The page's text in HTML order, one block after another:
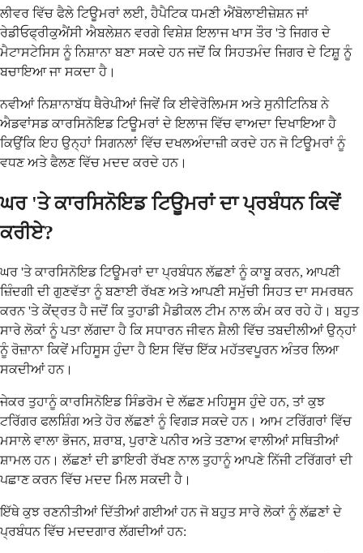
ਲੀਵਰ ਵਿੱਚ ਫੈਲੇ ਟਿਊਮਰਾਂ ਲਈ, ਹੈਪੈਟਿਕ ਧਮਣੀ ਐਂਬੋਲਾਈਜ਼ੇਸ਼ਨ ਜਾਂ
ਰੇਡੀਓਫ੍ਰੀਕੁਐਂਸੀ ਐਬਲੇਸ਼ਨ ਵਰਗੇ ਵਿਸ਼ੇਸ਼ ਇਲਾਜ ਖਾਸ ਤੌਰ 'ਤੇ ਜਿਗਰ ਦੇ
ਮੈਟਾਸਟੇਸਿਸ ਨੂੰ ਨਿਸ਼ਾਨਾ ਬਣਾ ਸਕਦੇ ਹਨ ਜਦੋਂ ਕਿ ਸਿਹਤਮੰਦ ਜਿਗਰ ਦੇ ਟਿਸ਼ੂ ਨੂੰ
ਬਚਾਇਆ ਜਾ ਸਕਦਾ ਹੈ।
ਨਵੀਆਂ ਨਿਸ਼ਾਨਾਬੱਧ ਥੈਰੇਪੀਆਂ ਜਿਵੇਂ ਕਿ ਈਵੇਰੋਲਿਮਸ ਅਤੇ ਸੁਨੀਟਿਨਿਬ ਨੇ
ਐਡਵਾਂਸਡ ਕਾਰਸਿਨੋਇਡ ਟਿਊਮਰਾਂ ਦੇ ਇਲਾਜ ਵਿੱਚ ਵਾਅਦਾ ਦਿਖਾਇਆ ਹੈ
ਕਿਉਂਕਿ ਇਹ ਉਨ੍ਹਾਂ ਸਿਗਨਲਾਂ ਵਿੱਚ ਦਖਲਅੰਦਾਜ਼ੀ ਕਰਦੇ ਹਨ ਜੋ ਟਿਊਮਰਾਂ ਨੂੰ
ਵਧਣ ਅਤੇ ਫੈਲਣ ਵਿੱਚ ਮਦਦ ਕਰਦੇ ਹਨ।
ਘਰ 'ਤੇ ਕਾਰਸਿਨੋਇਡ ਟਿਊਮਰਾਂ ਦਾ ਪ੍ਰਬੰਧਨ ਕਿਵੇਂ
ਕਰੀਏ?
ਘਰ 'ਤੇ ਕਾਰਸਿਨੋਇਡ ਟਿਊਮਰਾਂ ਦਾ ਪ੍ਰਬੰਧਨ ਲੱਛਣਾਂ ਨੂੰ ਕਾਬੂ ਕਰਨ, ਆਪਣੀ
ਜ਼ਿੰਦਗੀ ਦੀ ਗੁਣਵੱਤਾ ਨੂੰ ਬਣਾਈ ਰੱਖਣ ਅਤੇ ਆਪਣੀ ਸਮੁੱਚੀ ਸਿਹਤ ਦਾ ਸਮਰਥਨ
ਕਰਨ 'ਤੇ ਕੇਂਦ੍ਰਤ ਹੈ ਜਦੋਂ ਕਿ ਤੁਹਾਡੀ ਮੈਡੀਕਲ ਟੀਮ ਨਾਲ ਕੰਮ ਕਰ ਰਹੇ ਹੋ। ਬਹੁਤ
ਸਾਰੇ ਲੋਕਾਂ ਨੂੰ ਪਤਾ ਲੱਗਦਾ ਹੈ ਕਿ ਸਧਾਰਨ ਜੀਵਨ ਸ਼ੈਲੀ ਵਿੱਚ ਤਬਦੀਲੀਆਂ ਉਨ੍ਹਾਂ
ਨੂੰ ਰੋਜ਼ਾਨਾ ਕਿਵੇਂ ਮਹਿਸੂਸ ਹੁੰਦਾ ਹੈ ਇਸ ਵਿੱਚ ਇੱਕ ਮਹੱਤਵਪੂਰਨ ਅੰਤਰ ਲਿਆ
ਸਕਦੀਆਂ ਹਨ।
ਜੇਕਰ ਤੁਹਾਨੂੰ ਕਾਰਸਿਨੋਇਡ ਸਿੰਡਰੋਮ ਦੇ ਲੱਛਣ ਮਹਿਸੂਸ ਹੁੰਦੇ ਹਨ, ਤਾਂ ਕੁਝ
ਟਰਿੱਗਰ ਫਲਸ਼ਿੰਗ ਅਤੇ ਹੋਰ ਲੱਛਣਾਂ ਨੂੰ ਵਿਗੜ ਸਕਦੇ ਹਨ। ਆਮ ਟਰਿੱਗਰਾਂ ਵਿੱਚ
ਮਸਾਲੇ ਵਾਲਾ ਭੋਜਨ, ਸ਼ਰਾਬ, ਪੁਰਾਣੇ ਪਨੀਰ ਅਤੇ ਤਣਾਅ ਵਾਲੀਆਂ ਸਥਿਤੀਆਂ
ਸ਼ਾਮਲ ਹਨ। ਲੱਛਣਾਂ ਦੀ ਡਾਇਰੀ ਰੱਖਣ ਨਾਲ ਤੁਹਾਨੂੰ ਆਪਣੇ ਨਿੱਜੀ ਟਰਿੱਗਰਾਂ ਦੀ
ਪਛਾਣ ਕਰਨ ਵਿੱਚ ਮਦਦ ਮਿਲ ਸਕਦੀ ਹੈ।
ਇੱਥੇ ਕੁਝ ਰਣਨੀਤੀਆਂ ਦਿੱਤੀਆਂ ਗਈਆਂ ਹਨ ਜੋ ਬਹੁਤ ਸਾਰੇ ਲੋਕਾਂ ਨੂੰ ਲੱਛਣਾਂ ਦੇ
ਪ੍ਰਬੰਧਨ ਵਿੱਚ ਮਦਦਗਾਰ ਲੱਗਦੀਆਂ ਹਨ: